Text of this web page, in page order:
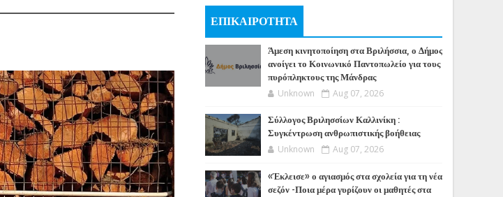
ΕΠΙΚΑΙΡΟΤΗΤΑ
Άμεση κινητοποίηση στα Βριλήσσια, ο Δήμος
ανοίγει το Κοινωνικό Παντοπωλείο για τους
πυρόπληκτους της Μάνδρας
Unknown Aug 07, 2026
Σύλλογος Βριλησσίων Καλλινίκη :
Συγκέντρωση ανθρωπιστικής βοήθειας
Unknown Aug 07, 2026
«Έκλεισε» ο αγιασμός στα σχολεία για τη νέα
σεζόν -Ποια μέρα γυρίζουν οι μαθητές στα